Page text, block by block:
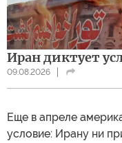
Иран диктует
09.08.2026
Еще в апреле
условие: Ирану ни